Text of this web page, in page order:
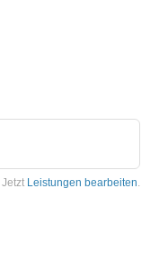
Jetzt Leistungen bearbeiten.